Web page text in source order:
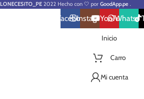
LONECESITO_PE 2022 Hecho con 🤍 por GoodApp.pe .
FacebookInstagramYouTube
Inicio
Carro
Mi cuenta